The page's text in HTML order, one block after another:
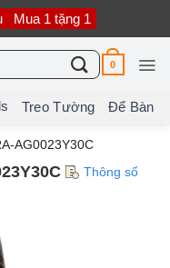
Mua 1 tặng 1
0
Treo Tường Để Bàn
AG0023Y30C
Thông số